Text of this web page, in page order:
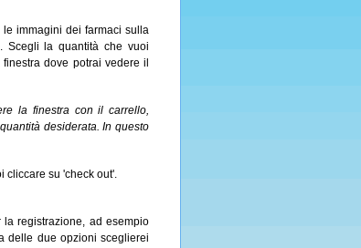
immagini dei farmaci sulla
Scegli la quantità che vuoi
dove potrai vedere il
la finestra con il carrello,
desiderata. In questo
cliccare su 'check out'.
registrazione, ad esempio
delle due opzioni sceglierei